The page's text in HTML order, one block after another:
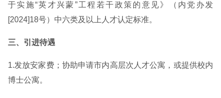
于实施“英才兴蒙”工程若干政策的意见》（内党办发
[2024]18号）中六类及以上人才认定标准。
三、引进待遇
1.发放安家费；协助申请市内高层次人才公寓，或提供校内
博士公寓。